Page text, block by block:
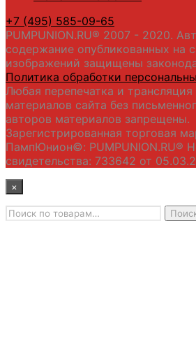
+7 (495) 585-09-65
PUMPUNION.RU® 2007 - 2020.
содержание опубликованных на
изображений защищены
Политика обработки
Любая перепечатка и трансляция
материалов сайта без
авторов материалов запрещены.
Зарегистрированная торговая
ПампЮнион©: PUMPUNION.RU®
свидетельства: 733642 от
×
Главная
Искать: